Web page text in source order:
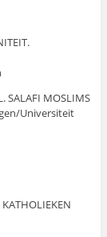
SALAFI MOSLIMS
Universiteit